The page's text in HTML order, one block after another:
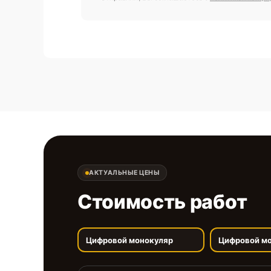
АКТУАЛЬНЫЕ ЦЕНЫ
Стоимость работ
Цифровой монокуляр Цифровой